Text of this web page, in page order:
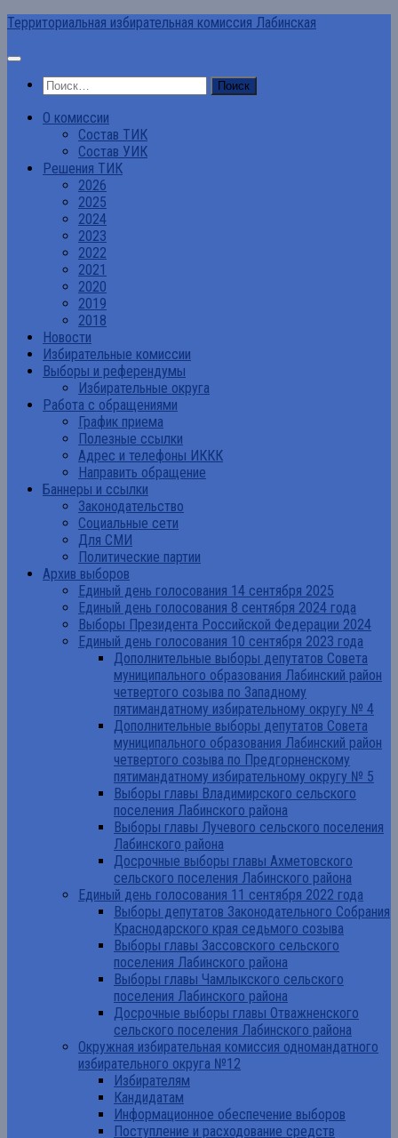
Перейти
содержимому
Территориальная избирательная комиссия Лабинская
Найти:
О комиссии
Состав ТИК
Состав УИК
Решения ТИК
2026
2025
2024
2023
2022
2021
2020
2019
2018
Новости
Избирательные комиссии
Выборы и референдумы
Избирательные округа
Работа с обращениями
График приема
Полезные ссылки
Адрес и телефоны ИККК
Направить обращение
Баннеры и ссылки
Законодательство
Социальные сети
Для СМИ
Политические партии
Архив выборов
Единый день голосования 14 сентября 2025
Единый день голосования 8 сентября 2024 года
Выборы Президента Российской Федерации 2024
Единый день голосования 10 сентября 2023 года
Дополнительные выборы депутатов Совета
муниципального образования Лабинский район
четвертого созыва по Западному
пятимандатному избирательному округу № 4
Дополнительные выборы депутатов Совета
муниципального образования Лабинский район
четвертого созыва по Предгорненскому
пятимандатному избирательному округу № 5
Выборы главы Владимирского сельского
поселения Лабинского района
Выборы главы Лучевого сельского поселения
Лабинского района
Досрочные выборы главы Ахметовского
сельского поселения Лабинского района
Единый день голосования 11 сентября 2022 года
Выборы депутатов Законодательного Собрания
Краснодарского края седьмого созыва
Выборы главы Зассовского сельского
поселения Лабинского района
Выборы главы Чамлыкского сельского
поселения Лабинского района
Досрочные выборы главы Отважненского
сельского поселения Лабинского района
Окружная избирательная комиссия одномандатного
избирательного округа №12
Избирателям
Кандидатам
Информационное обеспечение выборов
Поступление и расходование средств